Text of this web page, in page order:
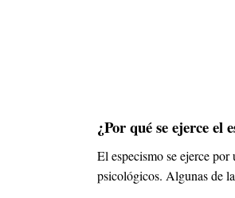
¿Por qué se ejerce el
El especismo se ejerce
psicológicos. Algunas de